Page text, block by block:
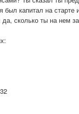
был капитал на старте
да, сколько ты на нем